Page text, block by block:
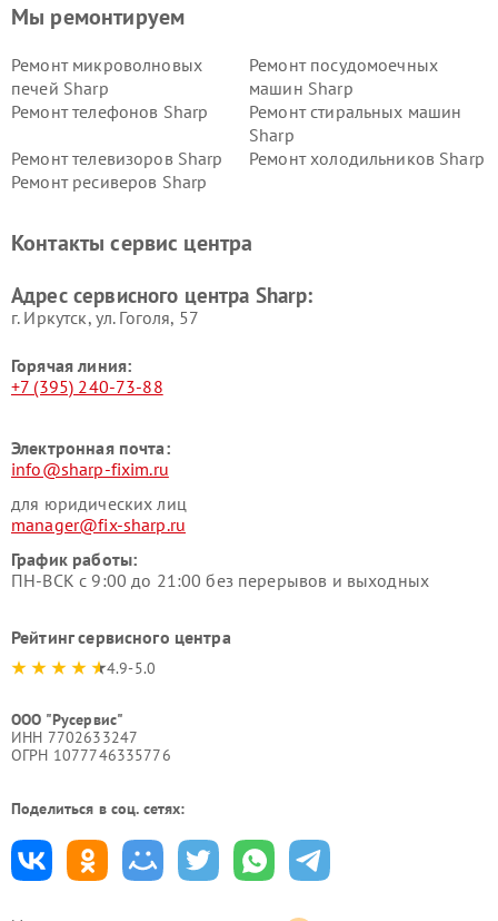
Мы ремонтируем
Ремонт микроволновых
печей Sharp
Ремонт посудомоечных
машин Sharp
Ремонт телефонов Sharp
Ремонт стиральных машин
Sharp
Ремонт телевизоров Sharp
Ремонт холодильников Sharp
Ремонт ресиверов Sharp
Контакты сервис центра
Адрес сервисного центра Sharp:
г. Иркутск, ул. ​Гоголя, 57
Горячая линия:
+7 (395) 240-73-88
Электронная почта:
info@sharp-fixim.ru
для юридических лиц
manager@fix-sharp.ru
График работы:
ПН-ВСК с 9:00 до 21:00 без перерывов и выходных
Рейтинг сервисного центра
4.9-5.0
ООО "Русервис"
ИНН 7702633247
ОГРН 1077746335776
Поделиться в соц. сетях: